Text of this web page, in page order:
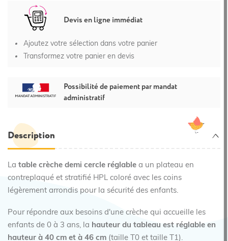
Devis en ligne immédiat
Ajoutez votre sélection dans votre panier
Transformez votre panier en devis
Possibilité de paiement par mandat
administratif
Description
La table crèche demi cercle réglable a un plateau en
contreplaqué et stratifié HPL coloré avec les coins
légèrement arrondis pour la sécurité des enfants.
Pour répondre aux besoins d'une crèche qui accueille les
enfants de 0 à 3 ans, la hauteur du tableau est réglable en
hauteur à 40 cm et à 46 cm (taille T0 et taille T1).